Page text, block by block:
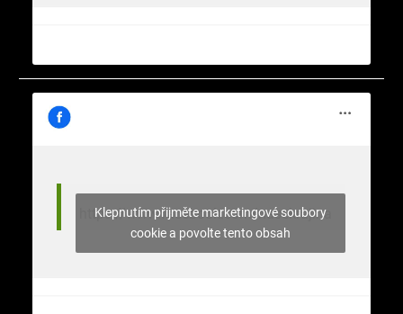
https://www.facebook.com/nasekrajina
Klepnutím přijměte marketingové soubory
cookie a povolte tento obsah